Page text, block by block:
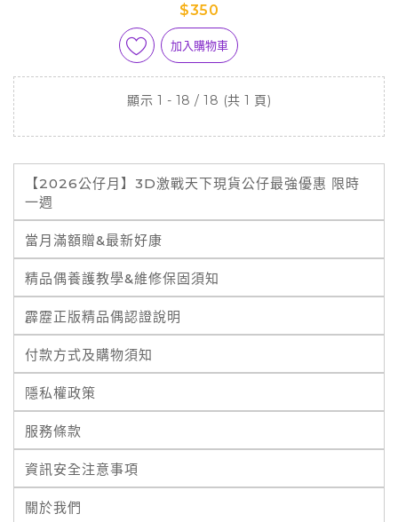
$350
加入購物車
顯示 1 - 18 / 18 (共 1 頁)
【2026公仔月】3D激戰天下現貨公仔最強優惠 限時
一週
當月滿額贈&最新好康
精品偶養護教學&維修保固須知
霹靂正版精品偶認證說明
付款方式及購物須知
隱私權政策
服務條款
資訊安全注意事項
關於我們